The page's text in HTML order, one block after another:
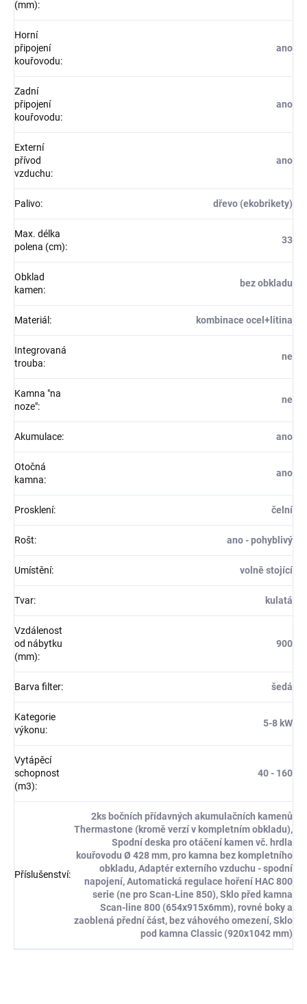
(mm):
Horní
připojení
kouřovodu:
ano
Zadní
připojení
kouřovodu:
ano
Externí
přívod
vzduchu:
ano
Palivo: dřevo (ekobrikety)
Max. délka
polena (cm):
33
Obklad
kamen:
bez obkladu
Materiál : kombinace ocel+litina
Integrovaná
trouba:
ne
Kamna "na
noze":
ne
Akumulace: ano
Otočná
kamna:
ano
Prosklení: čelní
Rošt: ano - pohyblivý
Umístění: volně stojící
Tvar: kulatá
Vzdálenost
od nábytku
(mm):
900
Barva filter: šedá
Kategorie
výkonu:
5-8 kW
Vytápěcí
schopnost
(m3):
40 - 160
Příslušenství:
2ks bočních přídavných akumulačních kamenů
Thermastone (kromě verzí v kompletním obkladu),
Spodní deska pro otáčení kamen vč. hrdla
kouřovodu Ø 428 mm, pro kamna bez kompletního
obkladu, Adaptér externího vzduchu - spodní
napojení, Automatická regulace hoření HAC 800
serie (ne pro Scan-Line 850), Sklo před kamna
Scan-line 800 (654x915x6mm), rovné boky a
zaoblená přední část, bez váhového omezení, Sklo
pod kamna Classic (920x1042 mm)